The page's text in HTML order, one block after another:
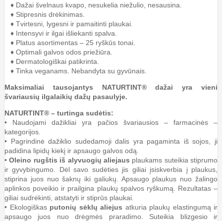
♦ Dažai švelnaus kvapo, nesukelia niežulio, nesausina.
♦ Stipresnis drėkinimas.
♦ Tvirtesni, lygesni ir pamaitinti plaukai.
♦ Intensyvi ir ilgai išliekanti spalva.
♦ Platus asortimentas – 25 ryškūs tonai.
♦ Optimali galvos odos priežiūra.
♦ Dermatologiškai patikrinta.
♦ Tinka veganams. Nebandyta su gyvūnais.
Maksimaliai tausojantys NATURTINT® dažai yra vieni
švariausių ilgalaikių dažų pasaulyje.
NATURTINT® – turtinga sudėtis:
• Naudojami dažikliai yra pačios švariausios – farmacinės –
kategorijos.
• Pagrindinė dažiklio sudedamoji dalis yra pagaminta iš sojos, ji
padidina lipidų kiekį ir apsaugo galvos odą.
•Oleino rugštis iš alyvuogių aliejaus plaukams suteikia stiprumo
ir gyvybingumo. Dėl savo sudėties jis giliai įsiskverbia į plaukus,
stiprina juos nuo šaknų iki galiukų. Apsaugo plaukus nuo žalingo
aplinkos poveikio ir prailgina plaukų spalvos ryškumą. Rezultatas –
giliai sudrėkinti, atstatyti ir stiprūs plaukai.
• Ekologiškas putonių sėklų aliejus atkuria plaukų elastingumą ir
apsaugo juos nuo drėgmės praradimo. Suteikia blizgesio ir